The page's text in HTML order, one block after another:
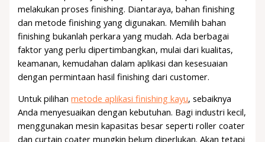
melakukan proses finishing. Diantaraya, bahan finishing
dan metode finishing yang digunakan. Memilih bahan
finishing bukanlah perkara yang mudah. Ada berbagai
faktor yang perlu dipertimbangkan, mulai dari kualitas,
keamanan, kemudahan dalam aplikasi dan kesesuaian
dengan permintaan hasil finishing dari customer.
Untuk pilihanmetode aplikasi finishing kayu, sebaiknya
Anda menyesuaikan dengan kebutuhan. Bagi industri kecil,
menggunakan mesin kapasitas besar seperti roller coater
dan curtain coater mungkin belum diperlukan. Akan tetapi